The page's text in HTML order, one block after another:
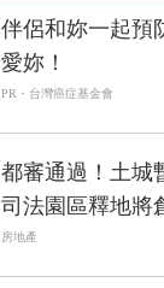
伴侶和妳一起預
愛妳！
PR・台灣癌症基金會
都審通過！土城
司法園區釋地將
房地產